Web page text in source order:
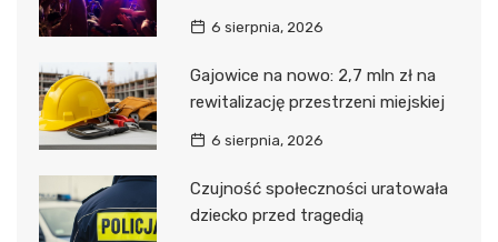
6 sierpnia, 2026
Gajowice na nowo: 2,7 mln zł na
rewitalizację przestrzeni miejskiej
6 sierpnia, 2026
Czujność społeczności uratowała
dziecko przed tragedią